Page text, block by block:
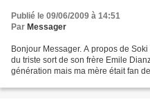
Publié le 09/06/2009 à 14:51
Par Messager
Bonjour Messager. A propos de
du triste sort de son frère Emile
génération mais ma mère était fan